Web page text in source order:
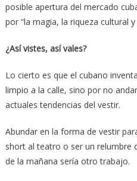
posible apertura del mercado
por “la magia, la riqueza cultural
¿Así vistes, así vales?
Lo cierto es que el cubano
limpio a la calle, sino por no
actuales tendencias del vestir.
Abundar en la forma de vestir
short al teatro o ser un relumbre
de la mañana sería otro trabajo.